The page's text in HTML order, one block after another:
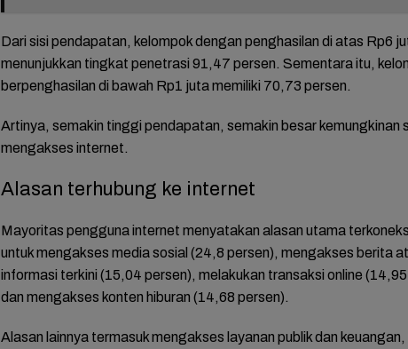
Dari sisi pendapatan, kelompok dengan penghasilan di atas Rp6
menunjukkan tingkat penetrasi 91,47 persen. Sementara itu,
berpenghasilan di bawah Rp1 juta memiliki 70,73 persen.
Artinya, semakin tinggi pendapatan, semakin besar kemungkinan
mengakses internet.
Alasan terhubung ke internet
Mayoritas pengguna internet menyatakan alasan utama
untuk mengakses media sosial (24,8 persen), mengakses berita
informasi terkini (15,04 persen), melakukan transaksi online
dan mengakses konten hiburan (14,68 persen).
Alasan lainnya termasuk mengakses layanan publik dan keuangan,